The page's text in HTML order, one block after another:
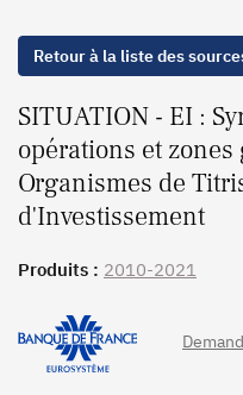
Retour à la liste des
SITUATION - EI :
opérations et
Organismes de
d'Investissement
Produits : 2010-2021